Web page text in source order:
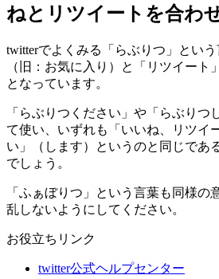
ねとリツイートを合わ
twitterでよくみる「らぶりつ」という
（旧：お気に入り）と「リツイート
となっています。
「らぶりつください」や「らぶりつ
て使い、いずれも「いいね、リツイ
い」（します）というのと同じであ
でしょう。
「ふぁぼりつ」という言葉も同様の
乱しないようにしてください。
お役立ちリンク
twitter公式ヘルプセンター